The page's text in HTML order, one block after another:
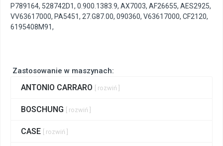
Zastosowanie w maszynach:
ANTONIO CARRARO [ rozwiń ]
BOSCHUNG [ rozwiń ]
CASE [ rozwiń ]
P789164, 528742D1, 0.900.1383.9, AX7003, AF26655, AES2925,
VV63617000, PA5451, 27.G87.00, 090360, V63617000, CF2120,
6195408M91,